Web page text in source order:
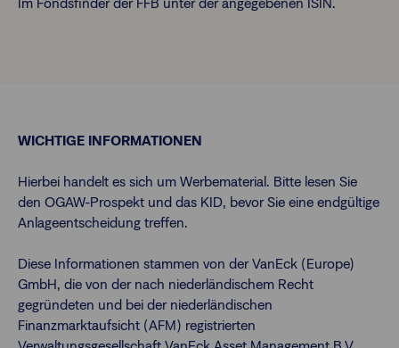
WICHTIGE INFORMATIONEN
Hierbei handelt es sich um Werbematerial. Bitte lesen Sie
den OGAW-Prospekt und das KID, bevor Sie eine endgültige
Anlageentscheidung treffen.
Diese Informationen stammen von der VanEck (Europe)
GmbH, die von der nach niederländischem Recht
gegründeten und bei der niederländischen
Finanzmarktaufsicht (AFM) registrierten